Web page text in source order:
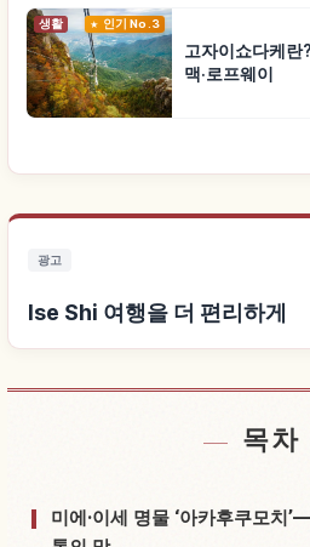
생활 인기 No.3
고자이쇼다케란
맥·로프웨이
광고
Ise Shi 여행을 더 편리하게
Ise Shi 근처 숙소
Ise Shi 체험
목차
미에·이세 명물 ‘아카후쿠모치